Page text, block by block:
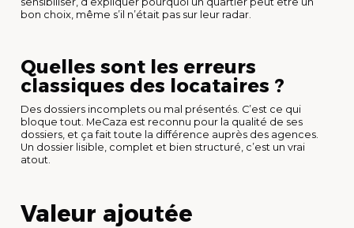
bon choix, même s’il n’était pas sur leur radar.
Quelles sont les erreurs
classiques des locataires ?
Des dossiers incomplets ou mal présentés. C’est ce qui
bloque tout. MeCaza est reconnu pour la qualité de ses
dossiers, et ça fait toute la différence auprès des agences.
Un dossier lisible, complet et bien structuré, c’est un vrai
atout.
Valeur ajoutée